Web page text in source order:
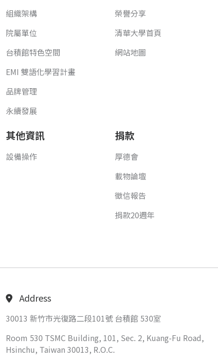
組織架構
院屬單位
台積館特色空間
EMI 雙語化學習計畫
品牌管理
永續發展
榮譽分享
清華大學首頁
網站地圖
其他資訊
設備操作
捐款
厚德會
載物論壇
徵信報告
捐款20週年
Address
30013 新竹市光復路二段101號 台積館 530室
Room 530 TSMC Building, 101, Sec. 2, Kuang-Fu Road,
Hsinchu, Taiwan 30013, R.O.C.